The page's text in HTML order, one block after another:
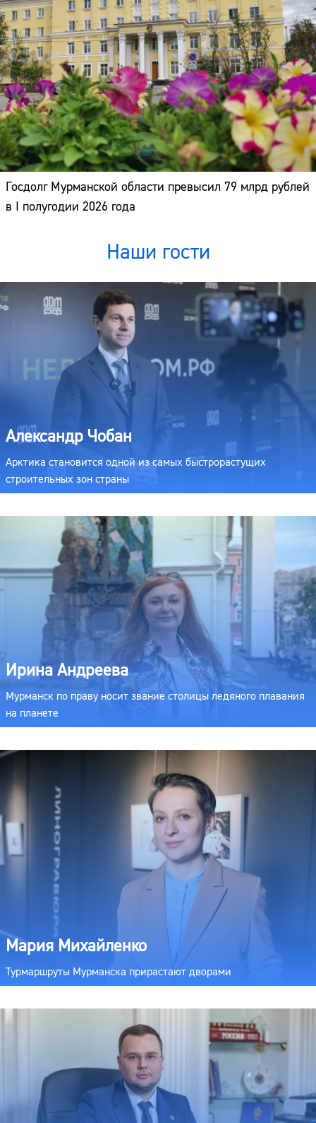
Госдолг Мурманской области превысил 79 млрд рублей
в I полугодии 2026 года
Наши гости
Александр Чобан
Арктика становится одной из самых быстрорастущих
строительных зон страны
Ирина Андреева
Мурманск по праву носит звание столицы ледяного плавания
на планете
Мария Михайленко
Турмаршруты Мурманска прирастают дворами